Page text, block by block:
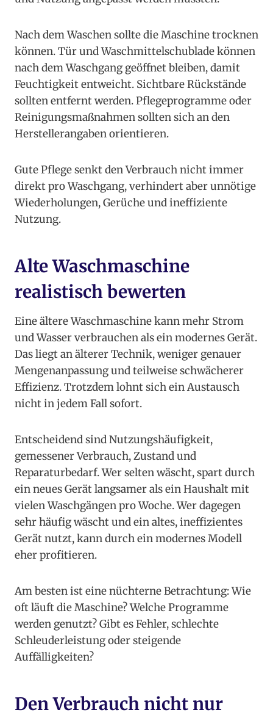
Nach dem Waschen sollte die Maschine trocknen
können. Tür und Waschmittelschublade können
nach dem Waschgang geöffnet bleiben, damit
Feuchtigkeit entweicht. Sichtbare Rückstände
sollten entfernt werden. Pflegeprogramme oder
Reinigungsmaßnahmen sollten sich an den
Herstellerangaben orientieren.
Gute Pflege senkt den Verbrauch nicht immer
direkt pro Waschgang, verhindert aber unnötige
Wiederholungen, Gerüche und ineffiziente
Nutzung.
Alte Waschmaschine
realistisch bewerten
Eine ältere Waschmaschine kann mehr Strom
und Wasser verbrauchen als ein modernes Gerät.
Das liegt an älterer Technik, weniger genauer
Mengenanpassung und teilweise schwächerer
Effizienz. Trotzdem lohnt sich ein Austausch
nicht in jedem Fall sofort.
Entscheidend sind Nutzungshäufigkeit,
gemessener Verbrauch, Zustand und
Reparaturbedarf. Wer selten wäscht, spart durch
ein neues Gerät langsamer als ein Haushalt mit
vielen Waschgängen pro Woche. Wer dagegen
sehr häufig wäscht und ein altes, ineffizientes
Gerät nutzt, kann durch ein modernes Modell
eher profitieren.
Am besten ist eine nüchterne Betrachtung: Wie
oft läuft die Maschine? Welche Programme
werden genutzt? Gibt es Fehler, schlechte
Schleuderleistung oder steigende
Auffälligkeiten?
Den Verbrauch nicht nur